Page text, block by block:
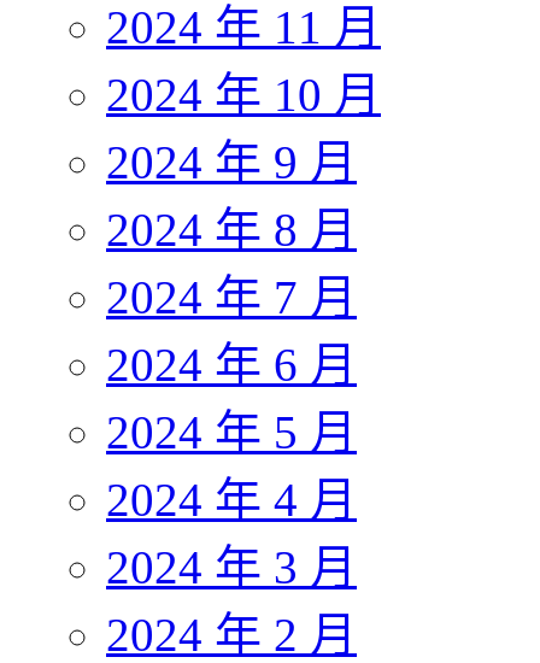
2024 年 11 月
2024 年 10 月
2024 年 9 月
2024 年 8 月
2024 年 7 月
2024 年 6 月
2024 年 5 月
2024 年 4 月
2024 年 3 月
2024 年 2 月